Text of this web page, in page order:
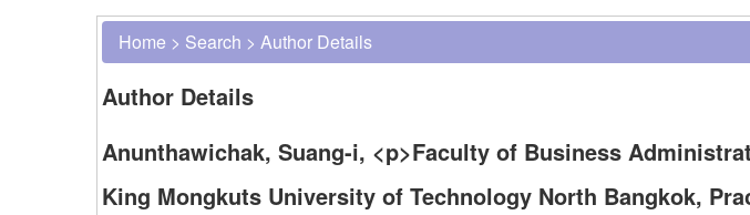
Home > Search > Author Details
Author Details
Anunthawichak, Suang-i, <p>Faculty of Business
King Mongkuts University of Technology North Bangkok,